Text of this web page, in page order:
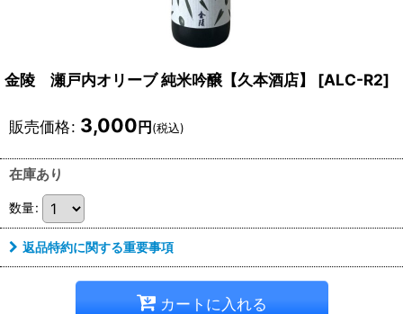
金陵 瀬戸内オリーブ 純米吟醸【久本酒店】 [ALC-R2]
販売価格: 3,000 円 (税込)
在庫あり
数量:
返品特約に関する重要事項
カートに入れる